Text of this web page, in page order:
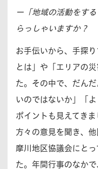
ー「地域の活動をす
らっしゃいますか？
お手伝いから、手探
とは」や「エリアの
た。その中で、だん
いのではないか」「
ポイントも見えてき
方々の意見を聞き、
摩川地区協議会にと
た。年間行事のなか